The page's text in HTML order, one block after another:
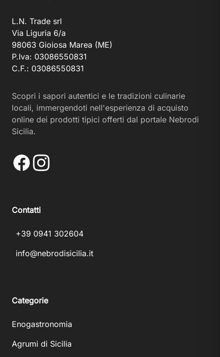
L.N. Trade srl
Via Liguria 6/a
98063 Gioiosa Marea (ME)
P.Iva: 03086550831
C.F.: 03086550831
Scopri i sapori autentici e le tradizioni culinarie
locali, immergendoti nell'esperienza di acquisto
online dei prodotti tipici offerti dal portale Nebrodi
Sicilia.
FacebookInstagram
Contatti
+39 0941 302604
info@nebrodisicilia.it
Categorie
Enogastronomia
Agrumi di Sicilia